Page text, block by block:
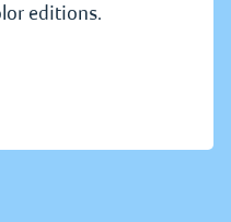
editions.